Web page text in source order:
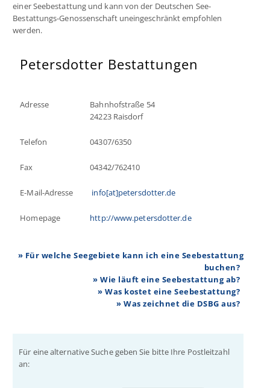
einer Seebestattung und kann von der Deutschen See-
Bestattungs-Genossenschaft uneingeschränkt empfohlen
werden.
Petersdotter Bestattungen
Adresse
Bahnhofstraße 54
24223 Raisdorf
Telefon 04307/6350
Fax 04342/762410
E-Mail-Adresse info[at]petersdotter.de
Homepage http://www.petersdotter.de
» Für welche Seegebiete kann ich eine Seebestattung
buchen?
» Wie läuft eine Seebestattung ab?
» Was kostet eine Seebestattung?
» Was zeichnet die DSBG aus?
Für eine alternative Suche geben Sie bitte Ihre Postleitzahl
an: